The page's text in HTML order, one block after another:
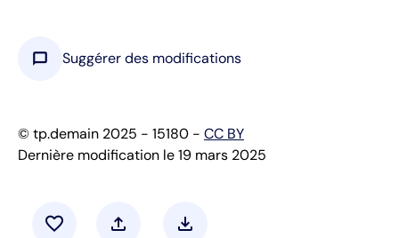
chat_bubble Suggérer des modifications
© tp.demain 2025 - 15180 - CC BY
Dernière modification le 19 mars 2025
favorite upload download